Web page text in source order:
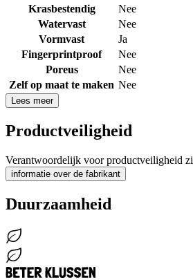
Krasbestendig
Nee
Watervast
Nee
Vormvast
Ja
Fingerprintproof
Nee
Poreus
Nee
Zelf op maat te maken Nee
Lees meer
Productveiligheid
Verantwoordelijk voor productveiligheid
informatie over de fabrikant
Duurzaamheid